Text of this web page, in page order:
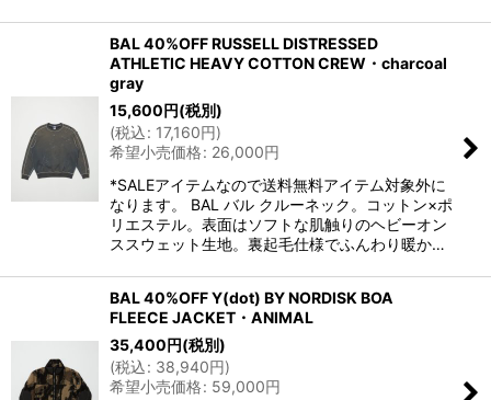
BAL 40%OFF RUSSELL DISTRESSED
ATHLETIC HEAVY COTTON CREW・charcoal
gray
15,600円(税別)
(税込: 17,160円)
希望小売価格: 26,000円
*SALEアイテムなので送料無料アイテム対象外に
なります。 BAL バル クルーネック。コットン×ポ
リエステル。表面はソフトな肌触りのヘビーオン
ススウェット生地。裏起毛仕様でふんわり暖か…
BAL 40%OFF Y(dot) BY NORDISK BOA
FLEECE JACKET・ANIMAL
35,400円(税別)
(税込: 38,940円)
希望小売価格: 59,000円